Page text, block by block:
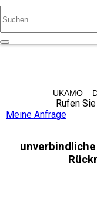
UKAMO –
Rufen
Meine Anfrage